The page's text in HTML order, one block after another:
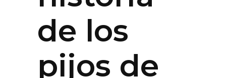
de los
pijos de